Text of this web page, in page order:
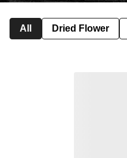
All Dried Flower